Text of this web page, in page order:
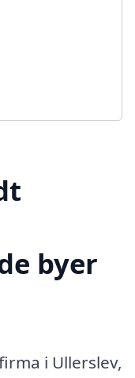
byer
i Ullerslev,